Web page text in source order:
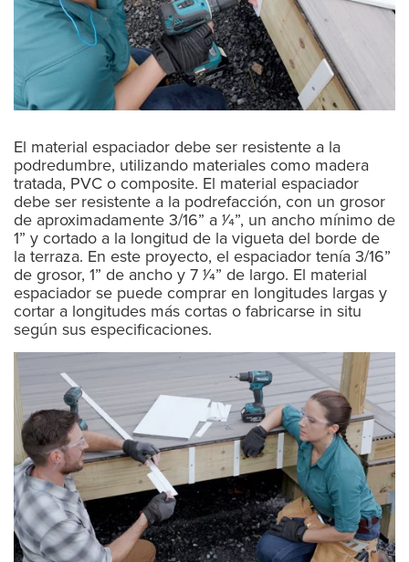
El material espaciador debe ser resistente a la
podredumbre, utilizando materiales como madera
tratada, PVC o composite. El material espaciador
debe ser resistente a la podrefacción, con un grosor
de aproximadamente 3/16” a 1⁄4”, un ancho mínimo de
1” y cortado a la longitud de la vigueta del borde de
la terraza. En este proyecto, el espaciador tenía 3/16”
de grosor, 1” de ancho y 7 1⁄4” de largo. El material
espaciador se puede comprar en longitudes largas y
cortar a longitudes más cortas o fabricarse in situ
según sus especificaciones.